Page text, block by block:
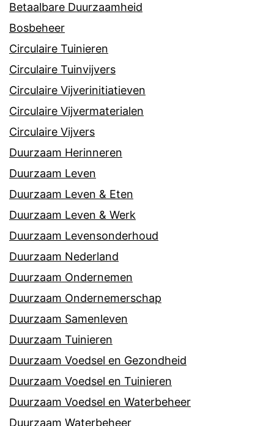
Betaalbare Duurzaamheid
Bosbeheer
Circulaire Tuinieren
Circulaire Tuinvijvers
Circulaire Vijverinitiatieven
Circulaire Vijvermaterialen
Circulaire Vijvers
Duurzaam Herinneren
Duurzaam Leven
Duurzaam Leven & Eten
Duurzaam Leven & Werk
Duurzaam Levensonderhoud
Duurzaam Nederland
Duurzaam Ondernemen
Duurzaam Ondernemerschap
Duurzaam Samenleven
Duurzaam Tuinieren
Duurzaam Voedsel en Gezondheid
Duurzaam Voedsel en Tuinieren
Duurzaam Voedsel en Waterbeheer
Duurzaam Waterbeheer